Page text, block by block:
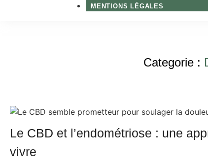
MENTIONS LÉGALES
Categorie :
Le CBD et l’endométriose : une
vivre